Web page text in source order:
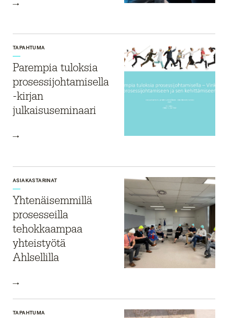
TAPAHTUMA
Parempia tuloksia
prosessi­johtamisella
-kirjan
julkaisuseminaari
ASIAKASTARINAT
Yhtenäisemmillä
prosesseilla
tehokkaampaa
yhteistyötä
Ahlsellilla
TAPAHTUMA